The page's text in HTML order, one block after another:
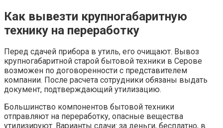
Как вывезти крупногабаритную
технику на переработку
Перед сдачей прибора в утиль, его очищают. Вывоз
крупногабаритной старой бытовой техники в Серове
возможен по договоренности с представителем
компании. После расчета сотрудники обязаны выдать
документ, подтверждающий утилизацию.
Большинство компонентов бытовой техники
отправляют на переработку, опасные вещества
утилизируют. Варианты сдачи: за деньги, бесплатно, в